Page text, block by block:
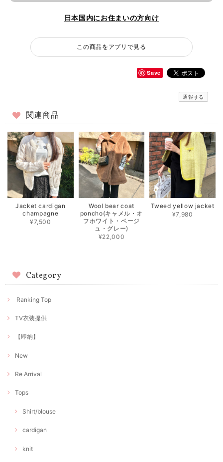
日本国内にお住まいの方向け
この商品をアプリで見る
Save
通報する
関連商品
Jacket cardigan
champagne
¥7,500
Wool bear coat
poncho(キャメル・オ
フホワイト・ベージ
ュ・グレー)
¥22,000
Tweed yellow jacket
¥7,980
Category
Ranking Top
TV衣装提供
【即納】
New
Re Arrival
Tops
Shirt/blouse
cardigan
knit